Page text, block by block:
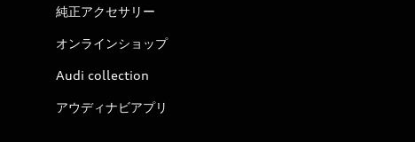
純正アクセサリー
オンラインショップ
Audi collection
アウディナビアプリ